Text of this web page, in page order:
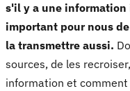
s'il y a une
important pour nous
la transmettre aussi.
sources, de les
information et